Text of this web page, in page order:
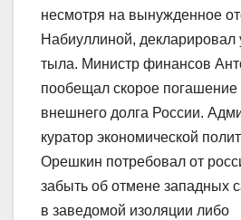
несмотря на вынужденное
Набиуллиной, декларировал
тыла. Министр финансов
пообещал скорое погашение
внешнего долга России.
куратор экономической
Орешкин потребовал от
забыть об отмене западных
в заведомой изоляции либо